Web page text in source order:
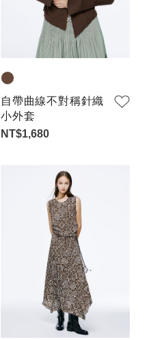
自帶曲線不對稱針織
小外套
NT$1,680